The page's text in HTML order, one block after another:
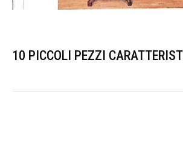
10 PICCOLI PEZZI